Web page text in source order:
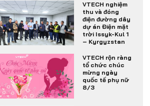
VTECH nghiệm
thu và đóng
điện đường dây
dự án Điện mặt
trời Issyk-Kul 1
– Kyrgyzstan
VTECH rộn ràng
tổ chức chúc
mừng ngày
quốc tế phụ nữ
8/3